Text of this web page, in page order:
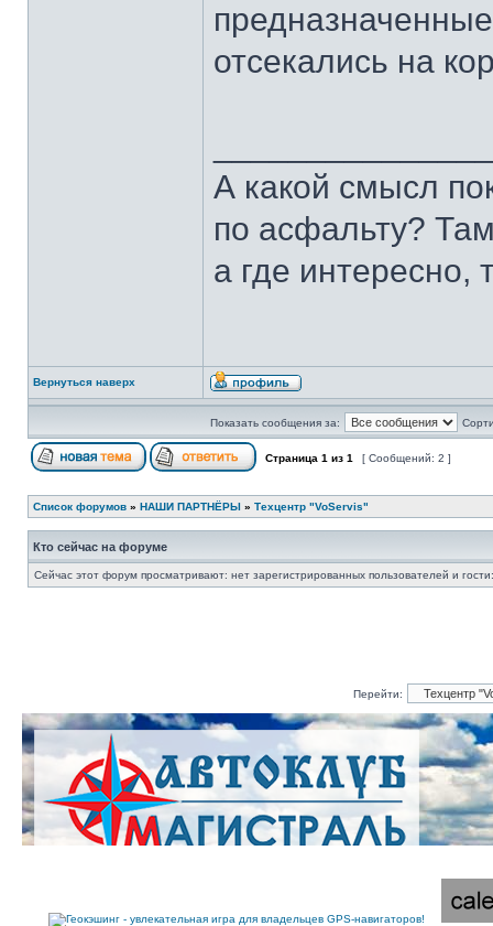
отсекались на
А какой смысл
по асфальту?
а где интересно,
Вернуться наверх
Показать сообщения за:
Страница 1 из 1 [ Сообщений: 2 ]
Список форумов » НАШИ ПАРТНЁРЫ » Техцентр "VoServis"
Кто сейчас на форуме
Сейчас этот форум просматривают: нет зарегистрированных пользователей и
Перейти: